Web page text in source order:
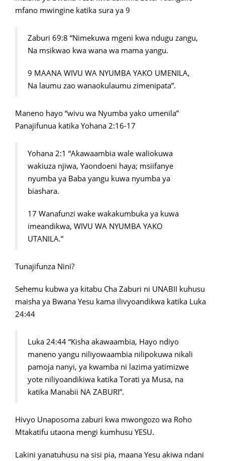
mfano mwingine katika sura ya 9
Zaburi 69:8 “Nimekuwa mgeni kwa ndugu zangu,
Na msikwao kwa wana wa mama yangu.
9 MAANA WIVU WA NYUMBA YAKO UMENILA,
Na laumu zao wanaokulaumu zimenipata”.
Maneno hayo “wivu wa Nyumba yako umenila”
Panajifunua katika Yohana 2:16-17
Yohana 2:1 “Akawaambia wale waliokuwa
wakiuza njiwa, Yaondoeni haya; msiifanye
nyumba ya Baba yangu kuwa nyumba ya
biashara.
17 Wanafunzi wake wakakumbuka ya kuwa
imeandikwa, WIVU WA NYUMBA YAKO
UTANILA.”
Tunajifunza Nini?
Sehemu kubwa ya kitabu Cha Zaburi ni UNABII kuhusu
maisha ya Bwana Yesu kama ilivyoandikwa katika Luka
24:44
Luka 24:44 “Kisha akawaambia, Hayo ndiyo
maneno yangu niliyowaambia nilipokuwa nikali
pamoja nanyi, ya kwamba ni lazima yatimizwe
yote niliyoandikiwa katika Torati ya Musa, na
katika Manabii NA ZABURI”.
Hivyo Unaposoma zaburi kwa mwongozo wa Roho
Mtakatifu utaona mengi kumhusu YESU.
Lakini yanatuhusu na sisi pia, maana Yesu akiwa ndani